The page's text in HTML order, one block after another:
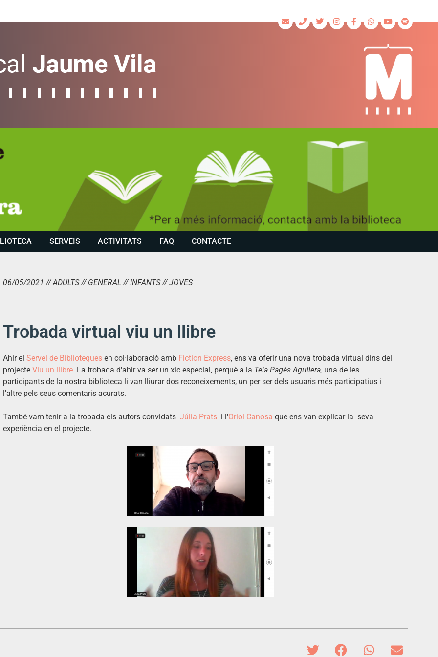
SERVEIS ACTIVITATS FAQ CONTACTE
06/05/2021 // ADULTS // GENERAL // INFANTS // JOVES
Trobada virtual viu un llibre
Ahir el Servei de Biblioteques en col·laboració amb Fiction Express, ens va oferir una nova trobada virtual dins del
projecte Viu un llibre. La trobada d'ahir va ser un xic especial, perquè a la Teia Pagès Aguilera, una de les
participants de la nostra biblioteca li van lliurar dos reconeixements, un per ser dels usuaris més participatius i
l'altre pels seus comentaris acurats.
També vam tenir a la trobada els autors convidats Júlia Prats i l'Oriol Canosa que ens van explicar la seva
experiència en el projecte.